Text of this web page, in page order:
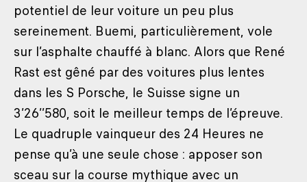
potentiel de leur voiture un peu plus
sereinement. Buemi, particulièrement, vole
sur l’asphalte chauffé à blanc. Alors que René
Rast est gêné par des voitures plus lentes
dans les S Porsche, le Suisse signe un
3’26’’580, soit le meilleur temps de l’épreuve.
Le quadruple vainqueur des 24 Heures ne
pense qu’à une seule chose : apposer son
sceau sur la course mythique avec un